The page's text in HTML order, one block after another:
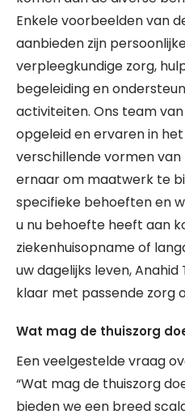
Enkele voorbeelden van
aanbieden zijn
verpleegkundige zorg,
begeleiding en
activiteiten. Ons team
opgeleid en ervaren in
verschillende vormen
ernaar om maatwerk te
specifieke behoeften en
u nu behoefte heeft aan
ziekenhuisopname of
uw dagelijks leven,
klaar met passende zorg
Wat mag de thuiszorg
Een veelgestelde vraag
“Wat mag de thuiszorg
bieden we een breed